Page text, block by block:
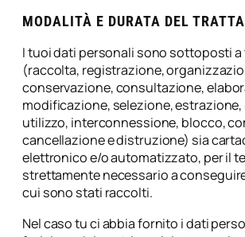
MODALITÀ E DURATA DEL
I tuoi dati personali sono sottoposti
(raccolta, registrazione,
conservazione, consultazione,
modificazione, selezione,
utilizzo, interconnessione, blocco,
cancellazione e distruzione) sia
elettronico e/o automatizzato, per il
strettamente necessario a
cui sono stati raccolti.
Nel caso tu ci abbia fornito i dati